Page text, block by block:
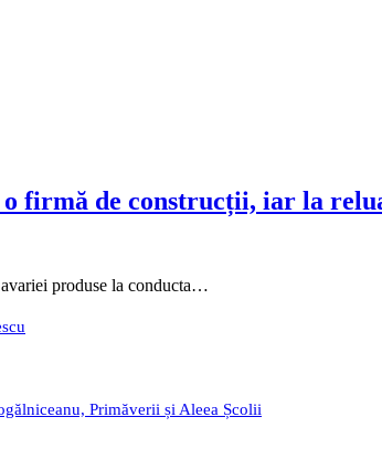
firmă de construcții, iar la
produse la conducta…
Primăverii și Aleea Școlii